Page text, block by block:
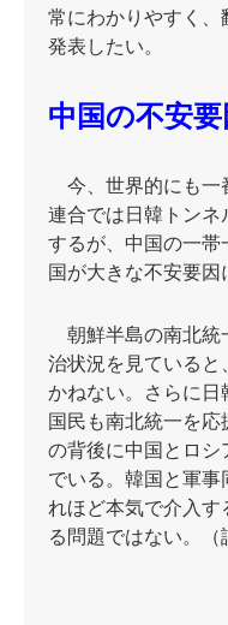
常にわかりやすく、
発表したい。
中国の不安
今、世界的にも一
連合では日韓トンネ
するが、中国の一帯
国が大きな不安要因
朝鮮半島の南北統
治状況を見ていると
かねない。さらに日
国民も南北統一を
の背後に中国とロシ
でいる。韓国と軍
れほど本気で介入
る問題ではない。（